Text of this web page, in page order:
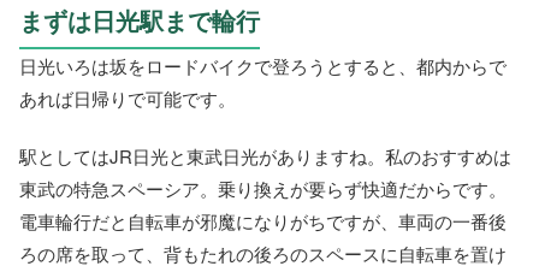
まずは日光駅まで輪行
日光いろは坂をロードバイクで登ろうとすると、都内からで
あれば日帰りで可能です。
駅としてはJR日光と東武日光がありますね。私のおすすめは
東武の特急スペーシア。乗り換えが要らず快適だからです。
電車輪行だと自転車が邪魔になりがちですが、車両の一番後
ろの席を取って、背もたれの後ろのスペースに自転車を置け